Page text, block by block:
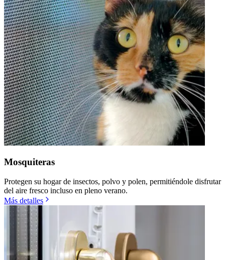
Mosquiteras
Protegen su hogar de insectos, polvo y polen, permitiéndole disfrutar
del aire fresco incluso en pleno verano.
Más detalles